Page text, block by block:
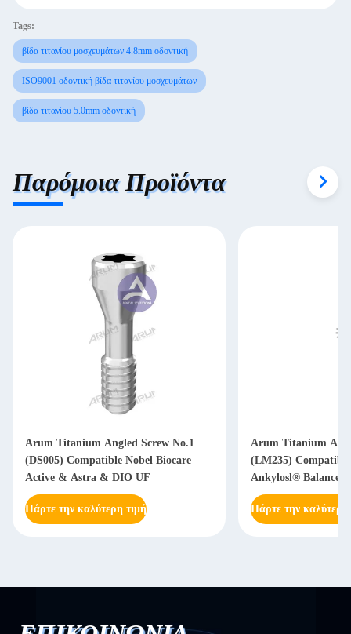
Tags:
βίδα τιτανίου μοσχευμάτων 4.8mm οδοντική
ISO9001 οδοντική βίδα τιτανίου μοσχευμάτων
βίδα τιτανίου 5.0mm οδοντική
Παρόμοια Προϊόντα
Arum Titanium Angled Screw No.1
(DS005) Compatible Nobel Biocare
Active & Astra & DIO UF
Πάρτε την καλύτερη τιμή
Arum Titanium
(LM235)
Ankylosl® Balance
Πάρτε την καλύτερη